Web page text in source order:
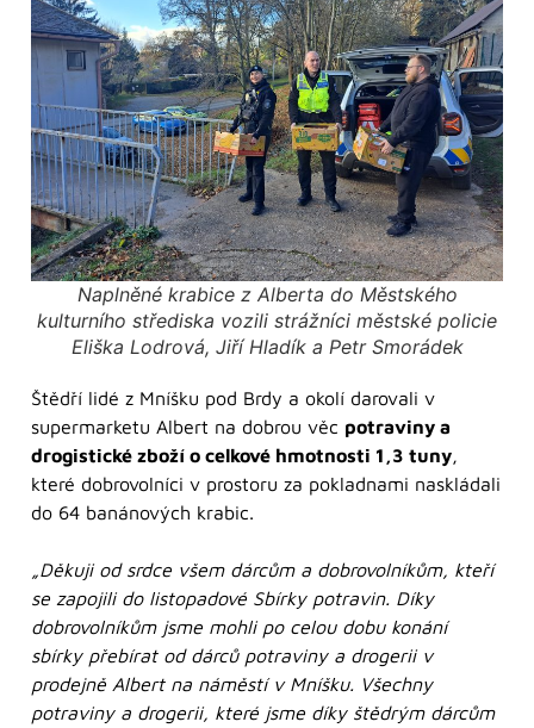
Naplněné krabice z Alberta do Městského
kulturního střediska vozili strážníci městské policie
Eliška Lodrová, Jiří Hladík a Petr Smorádek
Štědří lidé z Mníšku pod Brdy a okolí darovali v
supermarketu Albert na dobrou věc potraviny a
drogistické zboží o celkové hmotnosti 1,3 tuny,
které dobrovolníci v prostoru za pokladnami naskládali
do 64 banánových krabic.
„Děkuji od srdce všem dárcům a dobrovolníkům, kteří
se zapojili do listopadové Sbírky potravin. Díky
dobrovolníkům jsme mohli po celou dobu konání
sbírky přebírat od dárců potraviny a drogerii v
prodejně Albert na náměstí v Mníšku. Všechny
potraviny a drogerii, které jsme díky štědrým dárcům